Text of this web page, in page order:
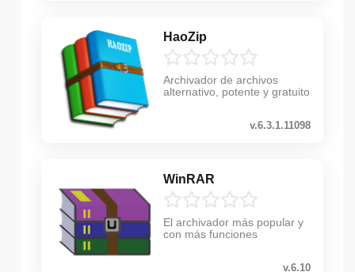
HaoZip
Archivador de archivos
alternativo, potente y gratuito
v.6.3.1.11098
WinRAR
El archivador más popular y
con más funciones
v.6.10